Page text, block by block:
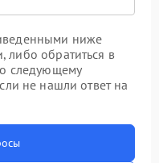
ниже
либо обратиться в
следующему
не нашли ответ на